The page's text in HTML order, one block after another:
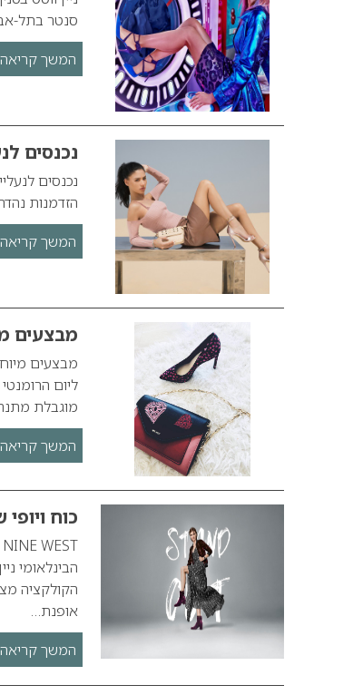
סנטר בתל-
המשך קריאה
נכנסים
נכנסים
הזדמנות
המשך קריאה
מבצעים
מבצעים
ליום
מוגבלת
המשך קריאה
כוח
הקולקציה
אופנת…
המשך קריאה